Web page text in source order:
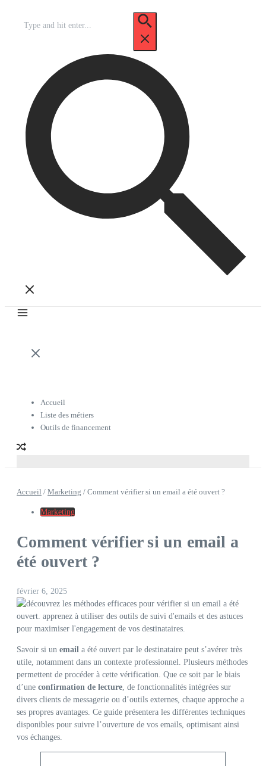
pour
Accueil
Liste des métiers
Outils de financement
Accueil / Marketing / Comment vérifier si un email a été ouvert ?
Marketing
Comment vérifier si un email a
été ouvert ?
février 6, 2025
Savoir si un email a été ouvert par le destinataire peut s’avérer très
utile, notamment dans un contexte professionnel. Plusieurs méthodes
permettent de procéder à cette vérification. Que ce soit par le biais
d’une confirmation de lecture, de fonctionnalités intégrées sur
divers clients de messagerie ou d’outils externes, chaque approche a
ses propres avantages. Ce guide présentera les différentes techniques
disponibles pour suivre l’ouverture de vos emails, optimisant ainsi
vos échanges.